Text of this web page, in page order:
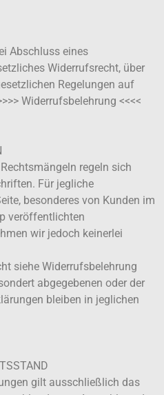
Abschluss eines
Widerrufsrecht, über
Regelungen auf
Widerrufsbelehrung <<<<
regeln sich
Für jegliche
besonderes von Kunden im
veröffentlichten
wir jedoch keinerlei
siehe Widerrufsbelehrung
abgegebenen oder der
bleiben in jeglichen
gilt ausschließlich das